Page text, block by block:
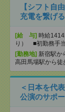
【シフト自
充電を繋げ
[給 与] 時給
り） ■初勤務手
[勤務地] 新宿駅か
高田馬場駅から徒
＜日本を代
公演のサポ